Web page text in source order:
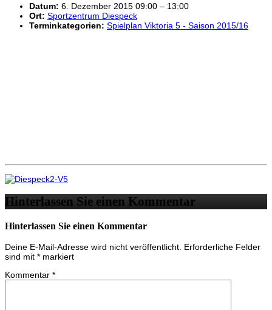
Datum: 6. Dezember 2015 09:00 – 13:00
Ort: Sportzentrum Diespeck
Terminkategorien: Spielplan Viktoria 5 - Saison 2015/16
Hinterlassen Sie einen Kommentar
Hinterlassen Sie einen Kommentar
Deine E-Mail-Adresse wird nicht veröffentlicht. Erforderliche Felder
sind mit * markiert
Kommentar *